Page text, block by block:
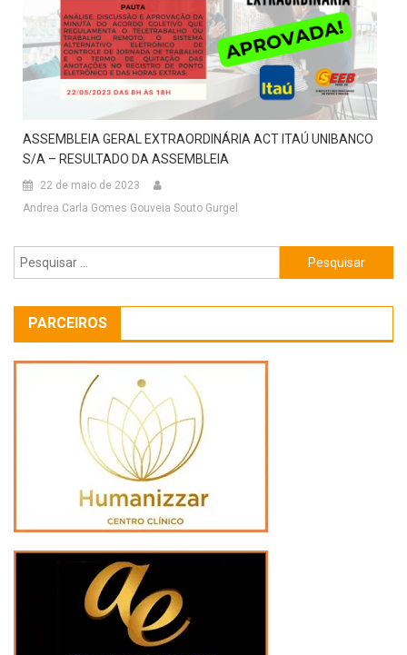
ASSEMBLEIA GERAL EXTRAORDINÁRIA ACT ITAÚ UNIBANCO
S/A – RESULTADO DA ASSEMBLEIA
22 de maio de 2023
Andrea Carla Gomes Gouveia Souto Gurgel
Pesquisar
por:
PARCEIROS